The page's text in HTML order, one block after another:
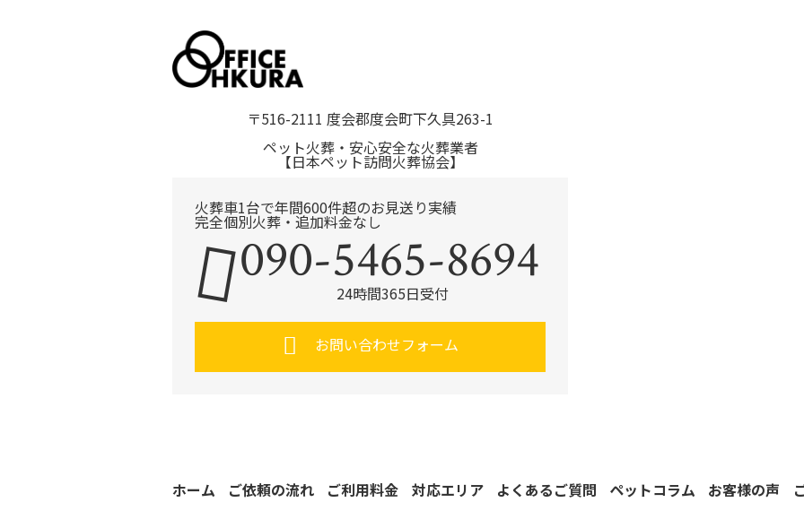
〒516-2111 度会郡度会町下久具263-1
ペット火葬・安心安全な火葬業者
【日本ペット訪問火葬協会】
火葬車1台で年間600件超のお見送り実績
完全個別火葬・追加料金なし
090-5465-8694
24時間365日受付
お問い合わせフォーム
ホーム ご依頼の流れ ご利用料金 対応エリア よくあるご質問 ペットコラム お客様の声